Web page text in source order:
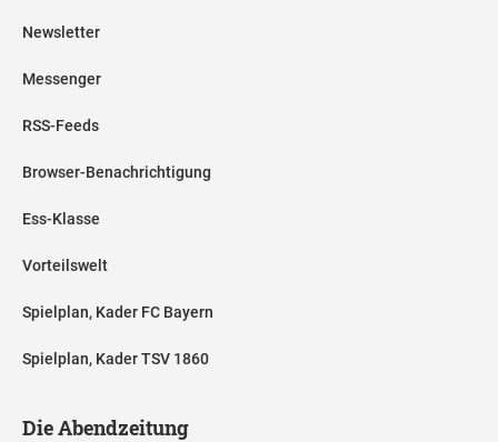
Newsletter
Messenger
RSS-Feeds
Browser-Benachrichtigung
Ess-Klasse
Vorteilswelt
Spielplan, Kader FC Bayern
Spielplan, Kader TSV 1860
Die Abendzeitung